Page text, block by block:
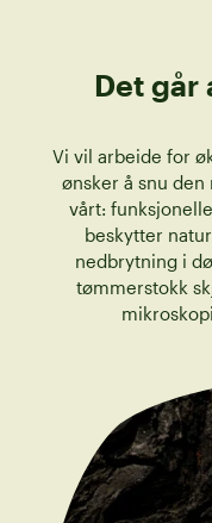
Det går
Vi vil arbeide for
ønsker å snu
vårt:
beskytter
nedbrytning i
tømmerstokk